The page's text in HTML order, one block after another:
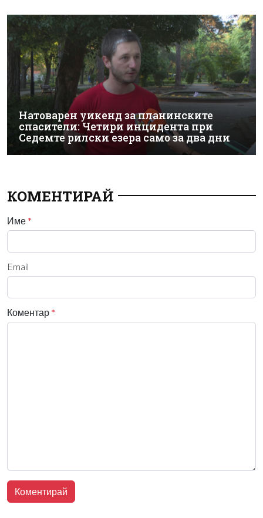
Натоварен уикенд за планинските
спасители: Четири инцидента при
Седемте рилски езера само за два дни
КОМЕНТИРАЙ
Име *
Email
Коментар *